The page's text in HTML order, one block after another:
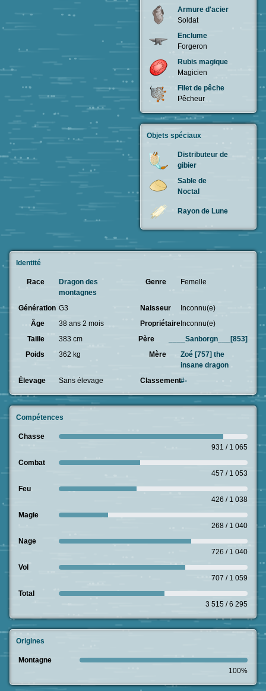
Identité
Race
Dragon des
montagnes
Genre Femelle
Génération G3 Naisseur
Inconnu(e)
Âge
38 ans 2 mois Propriétaire Inconnu(e)
Taille
383 cm Père
____Sanborgn___[853]
Poids
362 kg Mère
Zoé [757] the
insane dragon
Élevage
Sans élevage Classement#-
Compétences
Chasse
931 / 1 065
Combat
457 / 1 053
Feu
426 / 1 038
Magie
268 / 1 040
Nage
726 / 1 040
Vol
707 / 1 059
Total
3 515 / 6 295
Origines
Montagne
100%
Armure d'acier
Soldat
Enclume
Forgeron
Rubis magique
Magicien
Filet de pêche
Pêcheur
Objets spéciaux
Distributeur de
gibier
Sable de
Noctal
Rayon de Lune